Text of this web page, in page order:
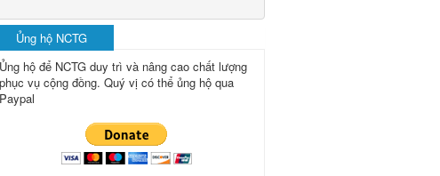
Ủng hộ NCTG
Ủng hộ để NCTG duy trì và nâng cao chất lượng
phục vụ cộng đồng. Quý vị có thể ủng hộ qua
Paypal